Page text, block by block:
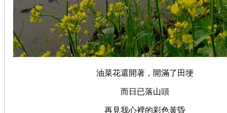
油菜花還開著，開滿了田埂
而日已落山頭
再見我心裡的彩色黃昏